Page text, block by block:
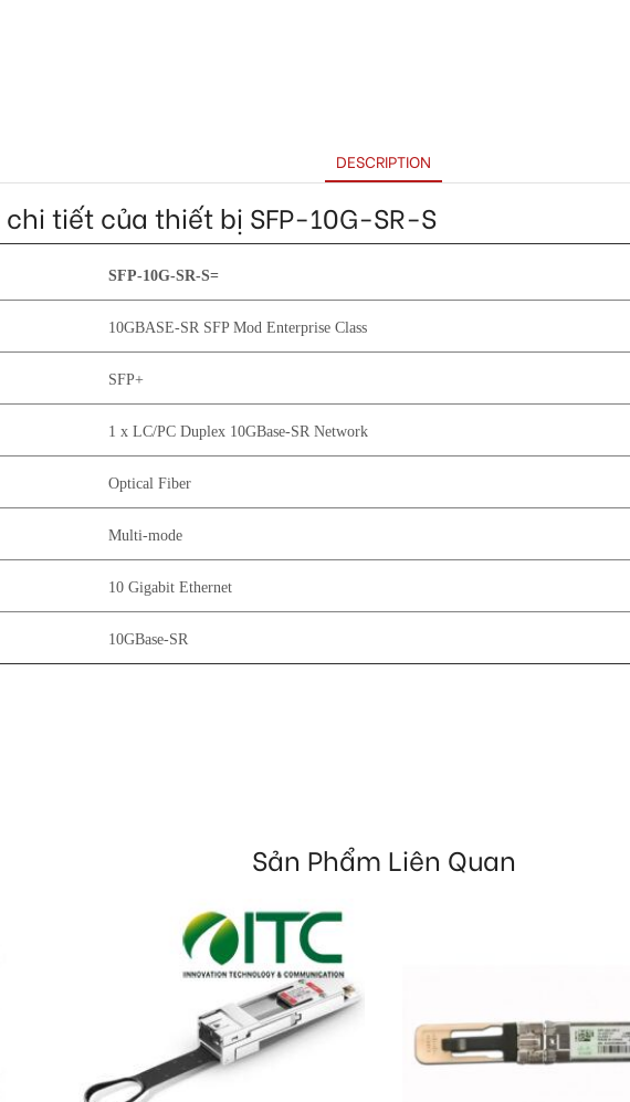
DESCRIPTION
tiết của thiết bị SFP-10G-SR-S
SFP-10G-SR-S=
10GBASE-SR SFP Mod Enterprise Class
SFP+
1 x LC/PC Duplex 10GBase-SR Network
Optical Fiber
Multi-mode
10 Gigabit Ethernet
10GBase-SR
Sản Phẩm Liên Quan